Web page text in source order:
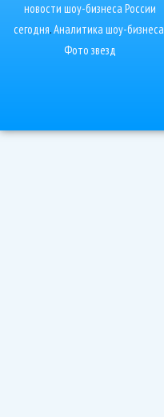
новости шоу-бизнеса России
сегодня.Аналитика шоу-бизнеса
Фото звезд